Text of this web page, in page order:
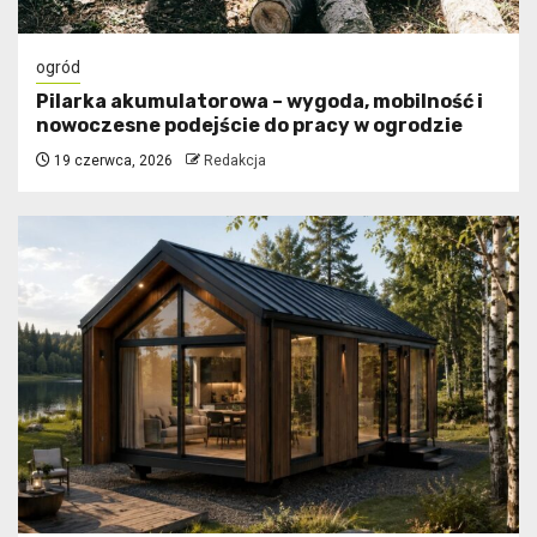
ogród
Pilarka akumulatorowa – wygoda, mobilność i
nowoczesne podejście do pracy w ogrodzie
19 czerwca, 2026 Redakcja